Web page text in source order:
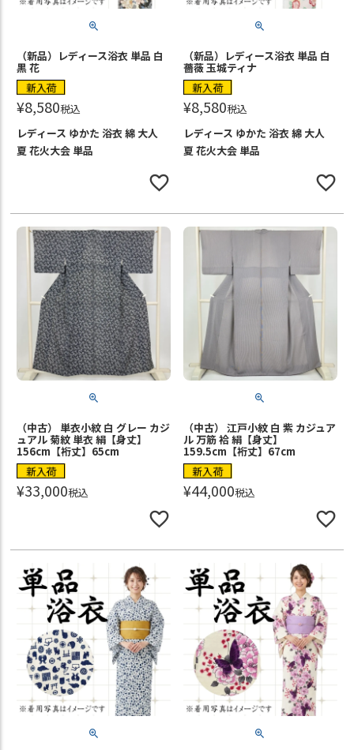
（新品）レディース浴衣 単品 白
黒 花
新入荷
¥8,580税込
レディース ゆかた 浴衣 綿 大人
夏 花火大会 単品
（新品）レディース浴衣 単品 白
薔薇 玉城ティナ
新入荷
¥8,580税込
レディース ゆかた 浴衣 綿 大人
夏 花火大会 単品
（中古） 単衣小紋 白 グレー カジ
ュアル 菊紋 単衣 絹【身丈】
156cm【裄丈】65cm
新入荷
¥33,000税込
（中古） 江戸小紋 白 紫 カジュア
ル 万筋 袷 絹【身丈】
159.5cm【裄丈】67cm
新入荷
¥44,000税込